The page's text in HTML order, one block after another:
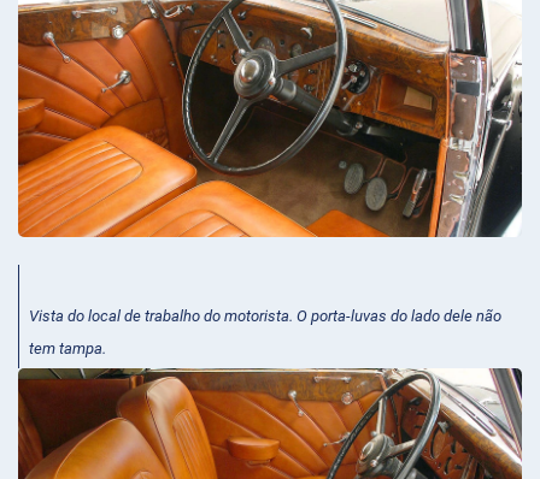
Vista do local de trabalho do motorista. O porta-luvas do lado dele não
tem tampa.